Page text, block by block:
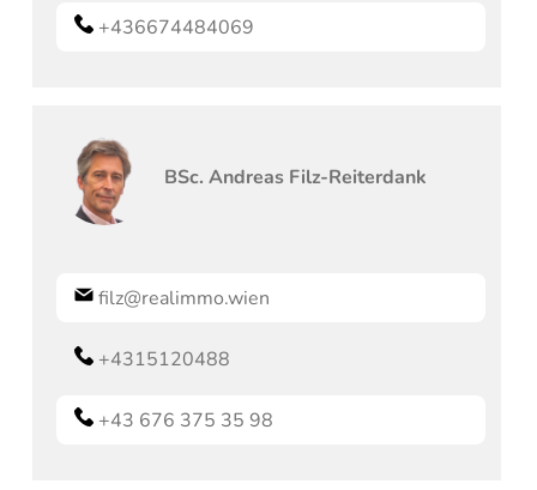
+436674484069
BSc. Andreas Filz-Reiterdank
filz@realimmo.wien
+4315120488
+43 676 375 35 98